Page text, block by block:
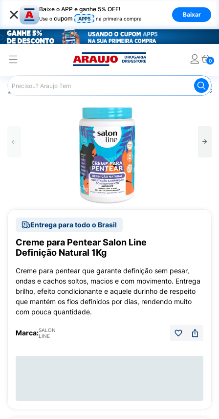
× Baixe o APP e ganhe 5% OFF!
Use o cupom APP5 na primeira compra
Baixar
0
Araujo Cabelo Creme para Pentear
Entrega para todo o Brasil
Creme para Pentear Salon Line
Definição Natural 1Kg
Creme para pentear que garante definição sem pesar,
ondas e cachos soltos, macios e com movimento. Entrega
brilho, efeito condicionante e aquele durinho de respeito
que mantém os fios definidos por dias, rendendo muito
com pouca quantidade.
Marca:SALON
LINE